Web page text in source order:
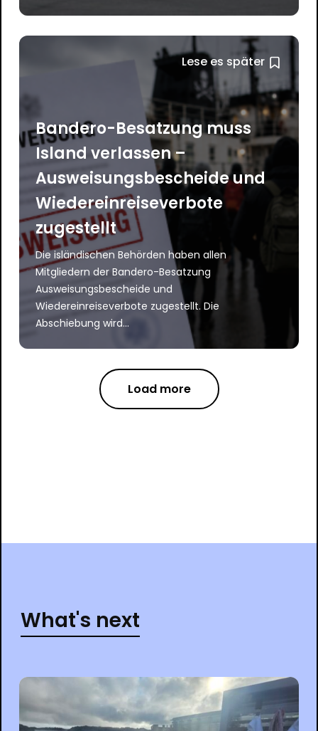
Lese es später
Bandero-Besatzung muss
Island verlassen –
Ausweisungsbescheide und
Wiedereinreiseverbote
zugestellt
Die isländischen Behörden haben allen
Mitgliedern der Bandero-Besatzung
Ausweisungsbescheide und
Wiedereinreiseverbote zugestellt. Die
Abschiebung wird...
Load more
What's next